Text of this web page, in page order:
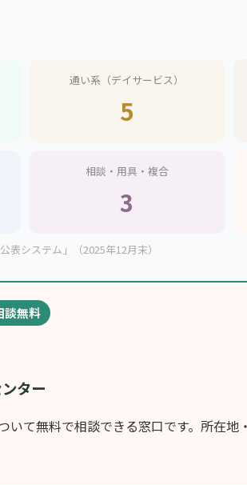
通い系（デイサービス）
5
相談・用具・複合
3
表システム」（2025年12月末）
談無料
ター
いて無料で相談できる窓口です。所在地